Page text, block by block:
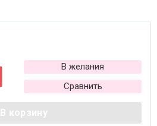
В желания
Сравнить
В корзину